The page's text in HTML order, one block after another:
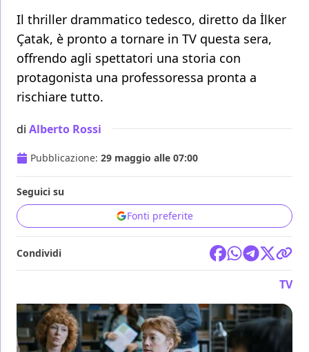
Il thriller drammatico tedesco, diretto da İlker
Çatak, è pronto a tornare in TV questa sera,
offrendo agli spettatori una storia con
protagonista una professoressa pronta a
rischiare tutto.
di Alberto Rossi
Pubblicazione: 29 maggio alle 07:00
Seguici su
Fonti preferite
Condividi
TV